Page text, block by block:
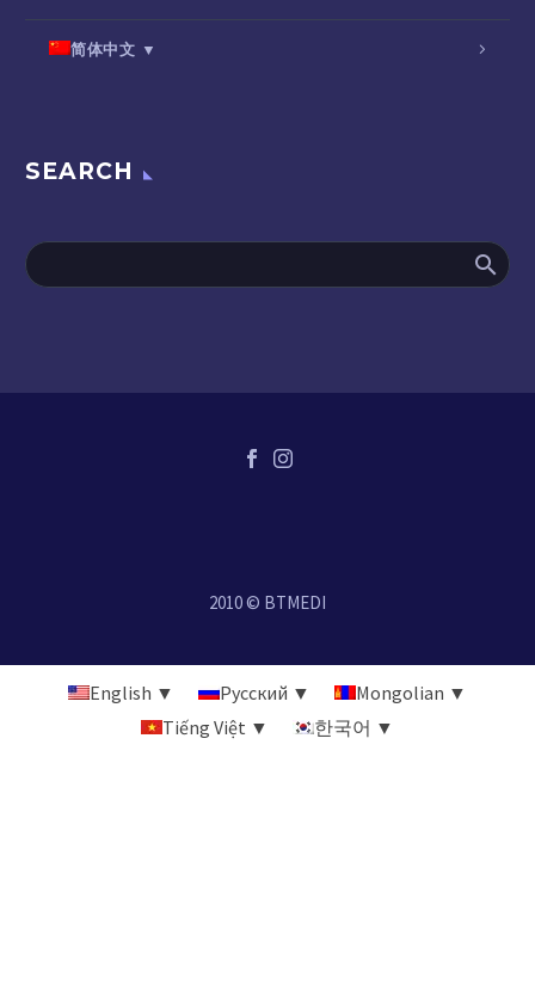
简体中文 ▼
SEARCH
2010 © BTMEDI
English ▼ Русский ▼
Mongolian ▼
Tiếng Việt ▼
한국어 ▼